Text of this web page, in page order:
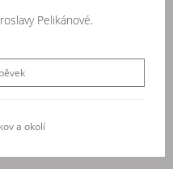
Pelikánové.
a okolí